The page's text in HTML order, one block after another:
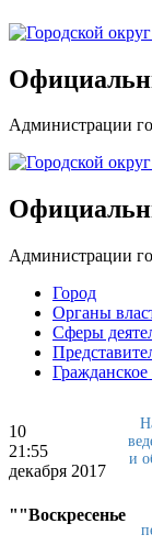
Администрации
Администрации
Город
Органы
Сферы
10
21:55
декабря 2017
""Воскресенье
и